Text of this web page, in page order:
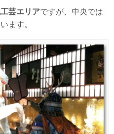
芸エリアですが、中央では
ます。